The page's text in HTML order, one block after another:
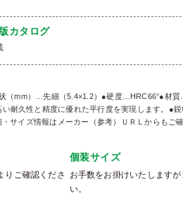
カタログ
mm）…先細（5.4×1.2）●硬度…HRC66°●材質
耐久性と精度に優れた平行度を実現します。●
サイズ情報はメーカー（参考）ＵＲＬからもご
りご確認くださ
個装サイズ
お手数をお掛けいたします
い。